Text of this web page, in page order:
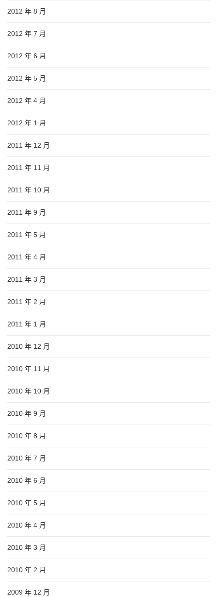
2012 年 8 月
2012 年 7 月
2012 年 6 月
2012 年 5 月
2012 年 4 月
2012 年 1 月
2011 年 12 月
2011 年 11 月
2011 年 10 月
2011 年 9 月
2011 年 5 月
2011 年 4 月
2011 年 3 月
2011 年 2 月
2011 年 1 月
2010 年 12 月
2010 年 11 月
2010 年 10 月
2010 年 9 月
2010 年 8 月
2010 年 7 月
2010 年 6 月
2010 年 5 月
2010 年 4 月
2010 年 3 月
2010 年 2 月
2009 年 12 月